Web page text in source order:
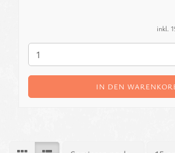
inkl.
IN DEN